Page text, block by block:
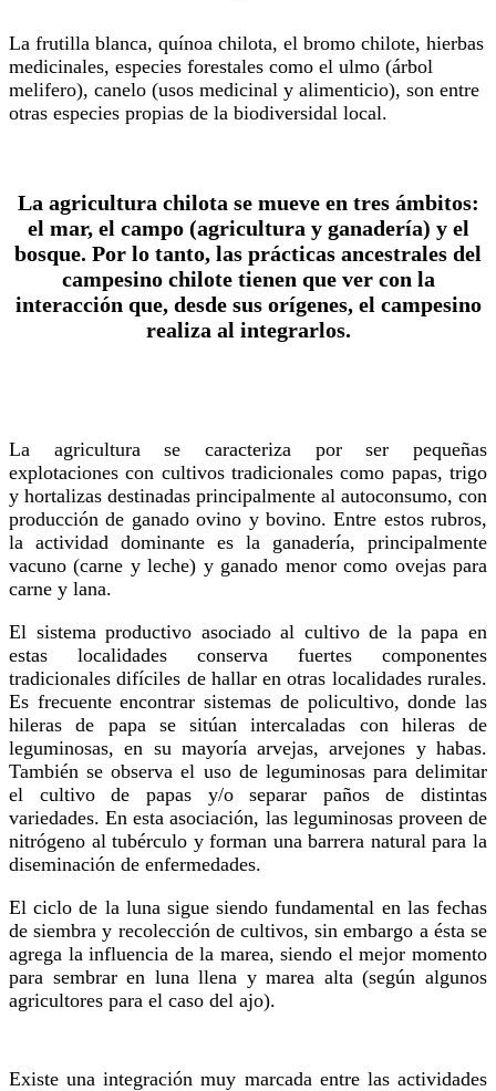
La frutilla blanca, quínoa chilota, el bromo chilote, hierbas
medicinales, especies forestales como el ulmo (árbol
melifero), canelo (usos medicinal y alimenticio), son entre
otras especies propias de la biodiversidal local.
La agricultura chilota se mueve en tres ámbitos:
el mar, el campo (agricultura y ganadería) y el
bosque. Por lo tanto, las prácticas ancestrales del
campesino chilote tienen que ver con la
interacción que, desde sus orígenes, el campesino
realiza al integrarlos.
La agricultura se caracteriza por ser pequeñas
explotaciones con cultivos tradicionales como papas, trigo
y hortalizas destinadas principalmente al autoconsumo, con
producción de ganado ovino y bovino. Entre estos rubros,
la actividad dominante es la ganadería, principalmente
vacuno (carne y leche) y ganado menor como ovejas para
carne y lana.
El sistema productivo asociado al cultivo de la papa en
estas localidades conserva fuertes componentes
tradicionales difíciles de hallar en otras localidades rurales.
Es frecuente encontrar sistemas de policultivo, donde las
hileras de papa se sitúan intercaladas con hileras de
leguminosas, en su mayoría arvejas, arvejones y habas.
También se observa el uso de leguminosas para delimitar
el cultivo de papas y/o separar paños de distintas
variedades. En esta asociación, las leguminosas proveen de
nitrógeno al tubérculo y forman una barrera natural para la
diseminación de enfermedades.
El ciclo de la luna sigue siendo fundamental en las fechas
de siembra y recolección de cultivos, sin embargo a ésta se
agrega la influencia de la marea, siendo el mejor momento
para sembrar en luna llena y marea alta (según algunos
agricultores para el caso del ajo).
Existe una integración muy marcada entre las actividades